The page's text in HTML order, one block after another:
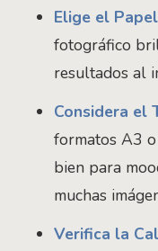
Elige el
fotográfico
resultados al
Considera el
formatos A3
bien para
muchas
Verifica la